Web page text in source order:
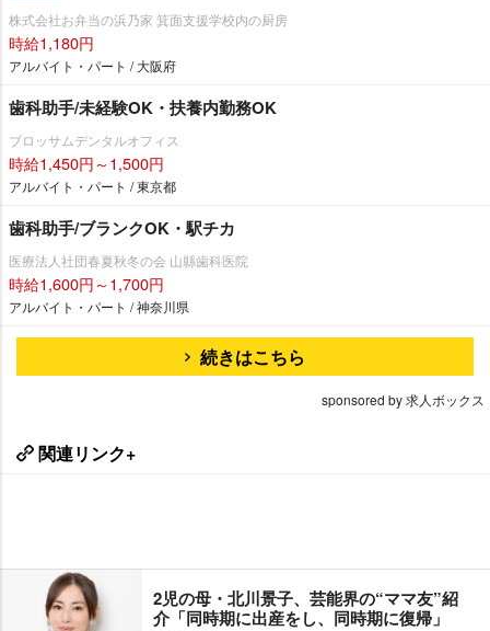
株式会社お弁当の浜乃家 箕面支援学校内の厨房
時給1,180円
アルバイト・パート / 大阪府
歯科助手/未経験OK・扶養内勤務OK
ブロッサムデンタルオフィス
時給1,450円～1,500円
アルバイト・パート / 東京都
歯科助手/ブランクOK・駅チカ
医療法人社団春夏秋冬の会 山縣歯科医院
時給1,600円～1,700円
アルバイト・パート / 神奈川県
続きはこちら
sponsored by 求人ボックス
関連リンク+
2児の母・北川景子、芸能界の“ママ友”紹
介「同時期に出産をし、同時期に復帰」